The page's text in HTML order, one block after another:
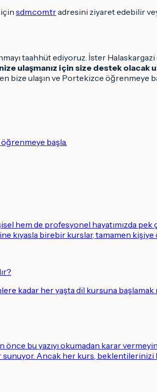
sdm.com.tradresini ziyaret edebilir
taahhüt ediyoruz. İster
ulaşmanız için size destek
bize ulaşın ve Portekizce öğrenmeye
başla.
hem de profesyonel hayatımızda pek
kıyasla birebir kurslar, tamamen
kadar her yaşta dil kursuna başlamak
bu yazıyı okumadan karar
Ancak her kurs, beklentilerinizi